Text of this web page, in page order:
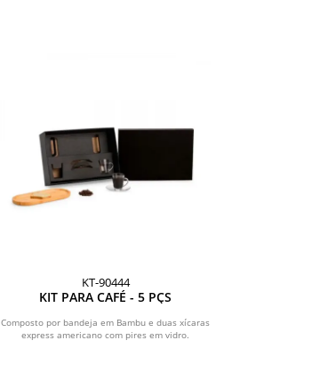
KT-90444
KIT PARA CAFÉ - 5 PÇS
Composto por bandeja em Bambu e duas xícaras
express americano com pires em vidro.